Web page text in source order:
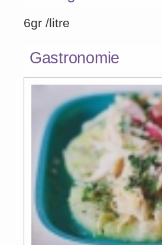
6gr /litre
Gastronomie